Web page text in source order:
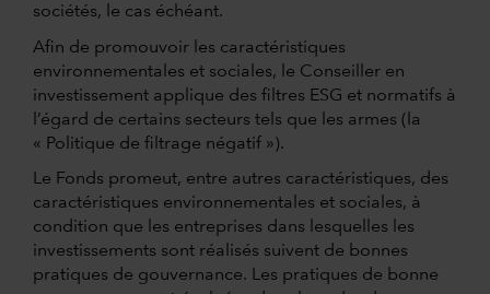
sociétés, le cas échéant.
Afin de promouvoir les caractéristiques
environnementales et sociales, le Conseiller en
investissement applique des filtres ESG et normatifs à
l’égard de certains secteurs tels que les armes (la
« Politique de filtrage négatif »).
Le Fonds promeut, entre autres caractéristiques, des
caractéristiques environnementales et sociales, à
condition que les entreprises dans lesquelles les
investissements sont réalisés suivent de bonnes
pratiques de gouvernance. Les pratiques de bonne